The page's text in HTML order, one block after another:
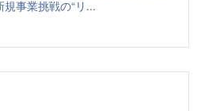
事業挑戦の“リ...